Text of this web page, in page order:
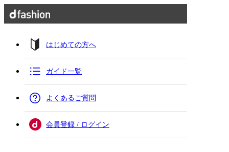
はじめての方へ
ガイド一覧
よくあるご質問
会員登録 / ログイン